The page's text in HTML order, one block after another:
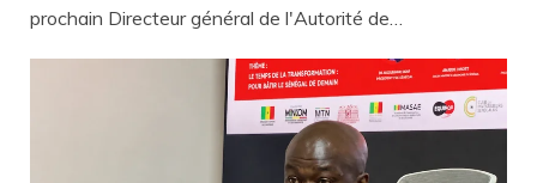
prochain Directeur général de l'Autorité de…